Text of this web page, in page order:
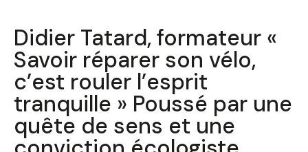
Didier Tatard, formateur «
Savoir réparer son vélo,
c’est rouler l’esprit
tranquille » Poussé par une
quête de sens et une